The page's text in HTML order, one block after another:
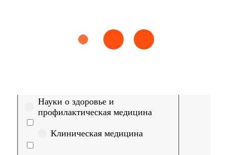
Сестринское дело Эпидемиология Медицинская
Выберите направление
Науки о здоровье и
профилактическая медицина
Клиническая медицина